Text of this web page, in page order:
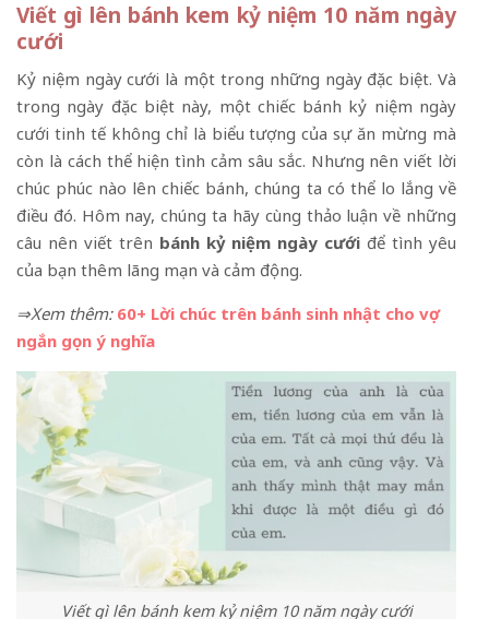
Viết gì lên bánh kem kỷ niệm 10 năm ngày
cưới
Kỷ niệm ngày cưới là một trong những ngày đặc biệt. Và
trong ngày đặc biệt này, một chiếc bánh kỷ niệm ngày
cưới tinh tế không chỉ là biểu tượng của sự ăn mừng mà
còn là cách thể hiện tình cảm sâu sắc. Nhưng nên viết lời
chúc phúc nào lên chiếc bánh, chúng ta có thể lo lắng về
điều đó. Hôm nay, chúng ta hãy cùng thảo luận về những
câu nên viết trên bánh kỷ niệm ngày cưới để tình yêu
của bạn thêm lãng mạn và cảm động.
⇒Xem thêm: 60+ Lời chúc trên bánh sinh nhật cho vợ
ngắn gọn ý nghĩa
Viết gì lên bánh kem kỷ niệm 10 năm ngày cưới